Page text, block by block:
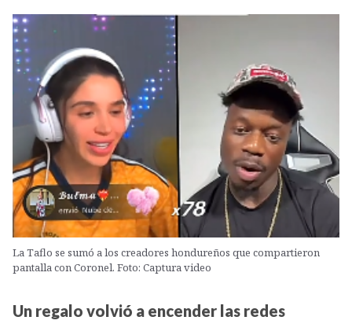
La Taflo se sumó a los creadores hondureños que compartieron
pantalla con Coronel. Foto: Captura video
Un regalo volvió a encender las redes